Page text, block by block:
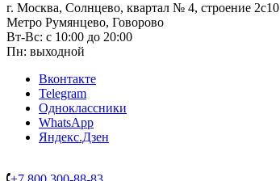
г. Москва, Солнцево, квартал № 4, строение 2с10
Метро Румянцево, Говорово
Вт-Вс: с 10:00 до 20:00
Пн: выходной
Вконтакте
Telegram
Одноклассники
WhatsApp
Яндекс.Дзен